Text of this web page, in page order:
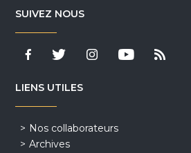
SUIVEZ NOUS
LIENS UTILES
Nos collaborateurs
Archives